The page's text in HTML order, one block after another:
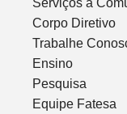
Corpo Diretivo
Trabalhe
Ensino
Pesquisa
Equipe Fatesa